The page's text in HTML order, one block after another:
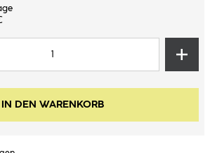
IN DEN WARENKORB